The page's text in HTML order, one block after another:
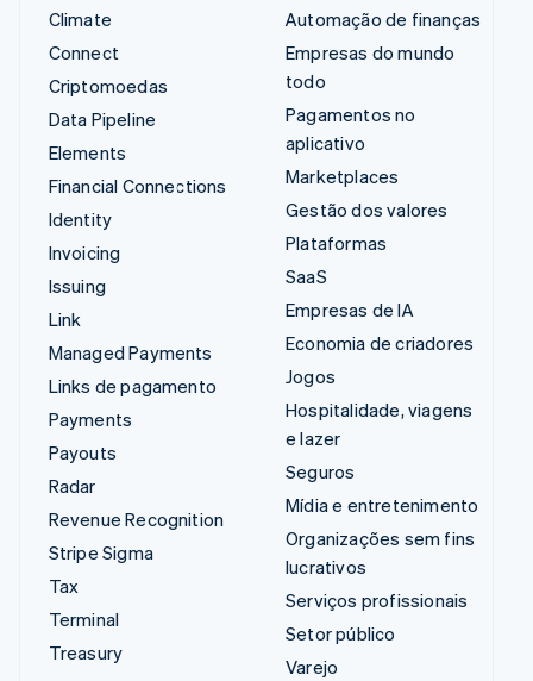
Climate
Connect
Criptomoedas
Data Pipeline
Elements
Financial Connections
Identity
Invoicing
Issuing
Link
Managed Payments
Links de pagamento
Payments
Payouts
Radar
Revenue Recognition
Stripe Sigma
Tax
Terminal
Treasury
Automação de finanças
Empresas do mundo
todo
Pagamentos no
aplicativo
Marketplaces
Gestão dos valores
Plataformas
SaaS
Empresas de IA
Economia de criadores
Jogos
Hospitalidade, viagens
e lazer
Seguros
Mídia e entretenimento
Organizações sem fins
lucrativos
Serviços profissionais
Setor público
Varejo